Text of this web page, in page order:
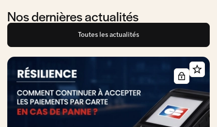
Nos dernières actualités
Toutes les actualités